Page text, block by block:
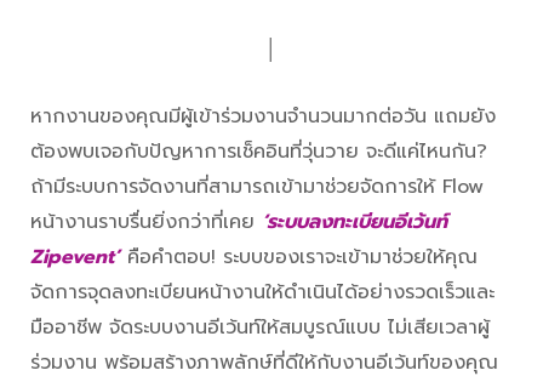
หากงานของคุณมีผู้เข้าร่วมงานจำนวนมากต่อวัน แถมยัง
ต้องพบเจอกับปัญหาการเช็คอินที่วุ่นวาย จะดีแค่ไหนกัน?
ถ้ามีระบบการจัดงานที่สามารถเข้ามาช่วยจัดการให้ Flow
หน้างานราบรื่นยิ่งกว่าที่เคย ‘ระบบลงทะเบียนอีเว้นท์
Zipevent’คือคำตอบ! ระบบของเราจะเข้ามาช่วยให้คุณ
จัดการจุดลงทะเบียนหน้างานให้ดำเนินได้อย่างรวดเร็วและ
มืออาชีพ จัดระบบงานอีเว้นท์ให้สมบูรณ์แบบ ไม่เสียเวลาผู้
ร่วมงาน พร้อมสร้างภาพลักษ์ที่ดีให้กับงานอีเว้นท์ของคุณ